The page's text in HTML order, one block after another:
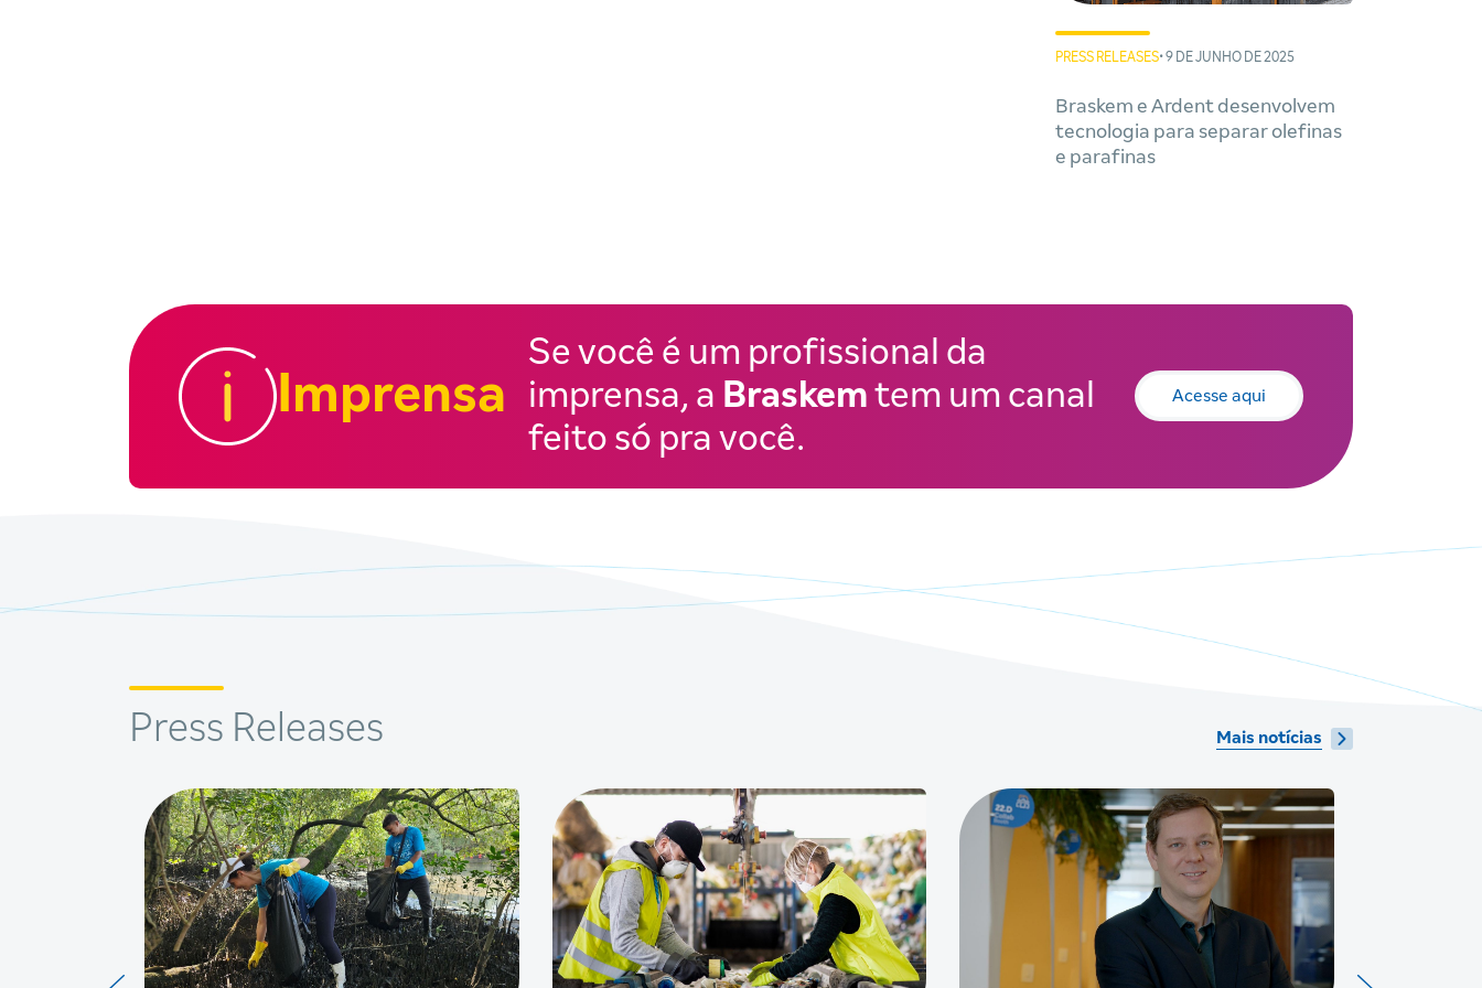
PRESS RELEASES• 9 DE JUNHO DE 2025
Braskem e Ardent desenvolvem
tecnologia para separar olefinas
e parafinas
Imprensa
Se você é um profissional da
imprensa, a Braskem tem um canal
feito só pra você.
Acesse aqui
Press Releases Mais notícias